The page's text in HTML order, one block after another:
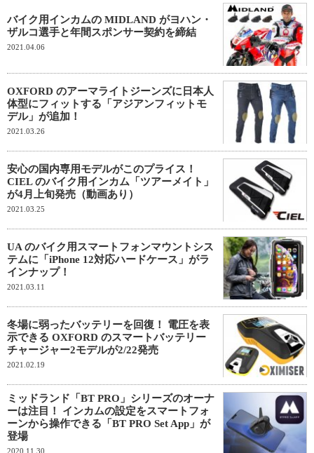
バイク用インカムの MIDLAND がヨハン・
ザルコ選手と年間スポンサー契約を締結
2021.04.06
OXFORD のアーマライトジーンズに日本人
体型にフィットする「アジアンフィットモ
デル」が追加！
2021.03.26
安心の国内専用モデルがこのプライス！
CIEL のバイク用インカム「ツアーメイト」
が4月上旬発売（動画あり）
2021.03.25
UA のバイク用スマートフォンマウントシス
テムに「iPhone 12対応ハードケース」がラ
インナップ！
2021.03.11
冬場に弱ったバッテリーを回復！ 電圧を表
示できる OXFORD のスマートバッテリー
チャージャー2モデルが2/22発売
2021.02.19
ミッドランド「BT PRO」シリーズのオーナ
ーは注目！ インカムの設定をスマートフォ
ーンから操作できる「BT PRO Set App」が
登場
2020.11.30